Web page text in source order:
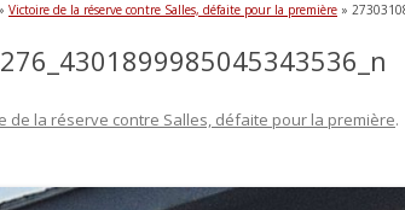
» Victoire de la réserve contre Salles, défaite pour la première »
de la réserve contre Salles, défaite pour la première.